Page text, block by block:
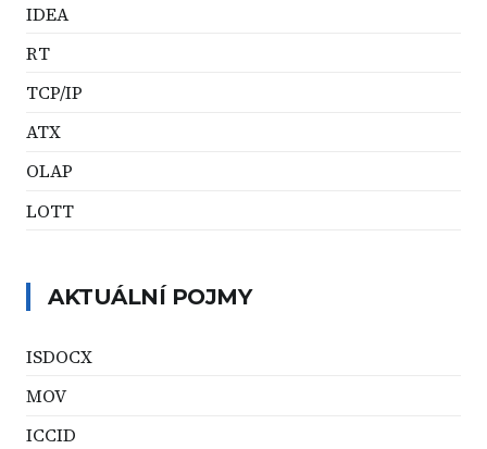
IDEA
RT
TCP/IP
ATX
OLAP
LOTT
AKTUÁLNÍ POJMY
ISDOCX
MOV
ICCID